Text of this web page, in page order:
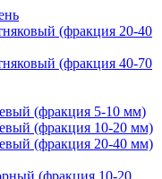
(фракция 20-40
(фракция 40-70
(фракция 5-10 мм)
(фракция 10-20 мм)
(фракция 20-40 мм)
(фракция 10-20